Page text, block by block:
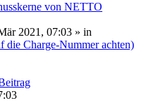
von NETTO
2021, 07:03 » in
die Charge-Nummer achten)